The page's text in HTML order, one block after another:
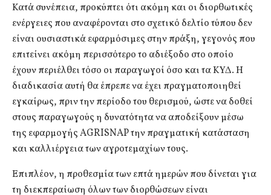
Κατά συνέπεια, προκύπτει ότι ακόμη και οι διορθωτικές
ενέργειες που αναφέρονται στο σχετικό δελτίο τύπου δεν
είναι ουσιαστικά εφαρμόσιμες στην πράξη, γεγονός που
επιτείνει ακόμη περισσότερο το αδιέξοδο στο οποίο
έχουν περιέλθει τόσο οι παραγωγοί όσο και τα ΚΥΔ. Η
διαδικασία αυτή θα έπρεπε να έχει πραγματοποιηθεί
εγκαίρως, πριν την περίοδο του θερισμού, ώστε να δοθεί
στους παραγωγούς η δυνατότητα να αποδείξουν μέσω
της εφαρμογής AGRISNAP την πραγματική κατάσταση
και καλλιέργεια των αγροτεμαχίων τους.
Επιπλέον, η προθεσμία των επτά ημερών που δίνεται για
τη διεκπεραίωση όλων των διορθώσεων είναι